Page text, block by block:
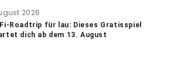
2026
Roadtrip für lau: Dieses Gratisspiel
dich ab dem 13. August